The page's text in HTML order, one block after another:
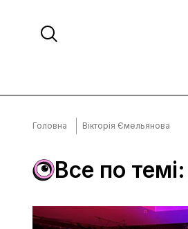
Головна Вікторія Ємельянова
Все по